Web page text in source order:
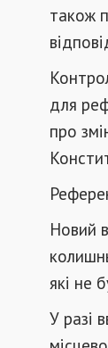
також
для
про
Новий
які не
У разі